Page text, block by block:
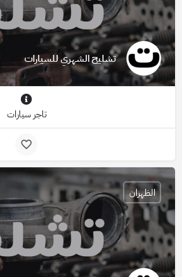
تشليح الشهري للسيارات
تاجر سيارات
الظهران